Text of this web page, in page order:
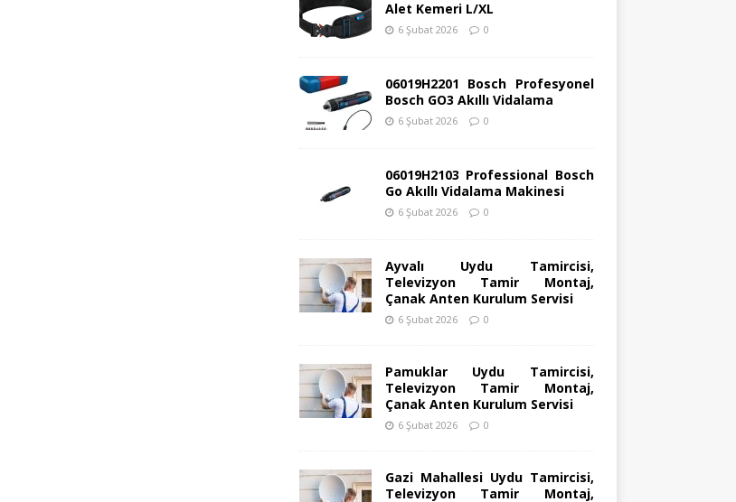
Alet Kemeri L/XL
6 Şubat 2026 0
06019H2201 Bosch Profesyonel
Bosch GO3 Akıllı Vidalama
6 Şubat 2026 0
06019H2103 Professional Bosch
Go Akıllı Vidalama Makinesi
6 Şubat 2026 0
Ayvalı Uydu Tamircisi,
Televizyon Tamir Montaj,
Çanak Anten Kurulum Servisi
6 Şubat 2026 0
Pamuklar Uydu Tamircisi,
Televizyon Tamir Montaj,
Çanak Anten Kurulum Servisi
6 Şubat 2026 0
Gazi Mahallesi Uydu Tamircisi,
Televizyon Tamir Montaj,